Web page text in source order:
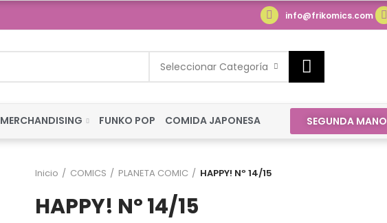
info@frikomics.com
Seleccionar Categoría
MERCHANDISING FUNKO POP COMIDA JAPONESA SEGUNDA MANO
Inicio COMICS PLANETA COMIC HAPPY! Nº 14/15
HAPPY! Nº 14/15